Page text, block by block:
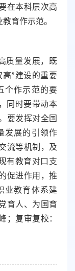
在本科层次高
育作示范。
质量发展，既
高”建设的重要
个作示范的要
同时要带动本
要发挥对全国
发展的引领作
流等机制，及
有教育对口支
促进作用，推
业教育体系建
育人、为国育
；复审复校：